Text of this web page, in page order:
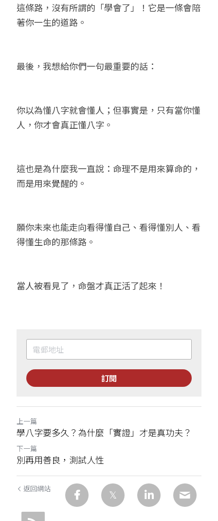
這條路，沒有所謂的「學會了」！它是一條會陪
著你一生的道路。
最後，我想給你們一句最重要的話：
你以為懂八字就會懂人；但事實是，只有當你懂
人，你才會真正懂八字。
這也是為什麼我一直說：命理不是用來算命的，
而是用來覺醒的。
願你未來也能走向看得懂自己、看得懂別人、看
得懂生命的那條路。
當人被看見了，命盤才真正活了起來！
訂閱
上一篇
學八字要多久？為什麼「實證」才是真功夫？
下一篇
別再用善良，測試人性
返回網站